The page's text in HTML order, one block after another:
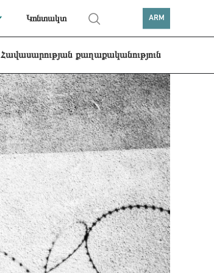
Կոնտակտ ARM
Հավասարության քաղաքականություն